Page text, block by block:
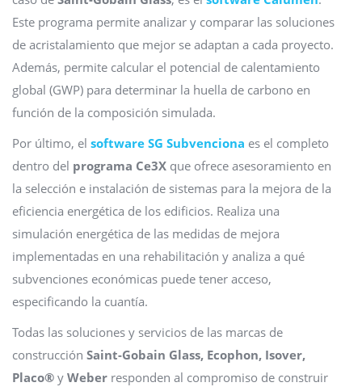
Este programa permite analizar y comparar las soluciones
de acristalamiento que mejor se adaptan a cada proyecto.
Además, permite calcular el potencial de calentamiento
global (GWP) para determinar la huella de carbono en
función de la composición simulada.
Por último, el software SG Subvenciona es el completo
dentro del programa Ce3X que ofrece asesoramiento en
la selección e instalación de sistemas para la mejora de la
eficiencia energética de los edificios. Realiza una
simulación energética de las medidas de mejora
implementadas en una rehabilitación y analiza a qué
subvenciones económicas puede tener acceso,
especificando la cuantía.
Todas las soluciones y servicios de las marcas de
construcción Saint-Gobain Glass, Ecophon, Isover,
Placo® y Weber responden al compromiso de construir